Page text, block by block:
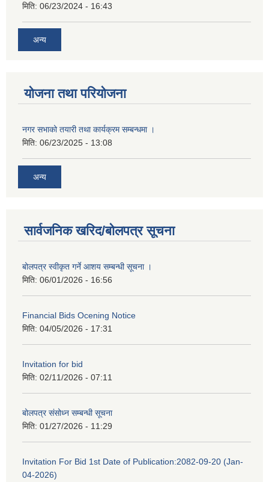
मिति: 06/23/2024 - 16:43
अन्य
योजना तथा परियोजना
नगर सभाको तयारी तथा कार्यक्रम सम्बन्धमा ।
मिति: 06/23/2025 - 13:08
अन्य
सार्वजनिक खरिद/बोलपत्र सूचना
बोलपत्र स्वीकृत गर्ने आशय सम्बन्धी सूचना ।
मिति: 06/01/2026 - 16:56
Financial Bids Ocening Notice
मिति: 04/05/2026 - 17:31
Invitation for bid
मिति: 02/11/2026 - 07:11
बोलपत्र संसोध्न सम्बन्धी सूचना
मिति: 01/27/2026 - 11:29
Invitation For Bid 1st Date of Publication:2082-09-20 (Jan-
04-2026)